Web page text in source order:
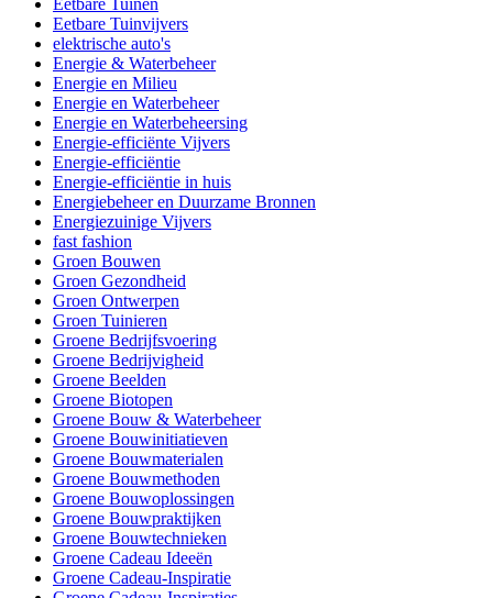
Eetbare Tuinen
Eetbare Tuinvijvers
elektrische auto's
Energie & Waterbeheer
Energie en Milieu
Energie en Waterbeheer
Energie en Waterbeheersing
Energie-efficiënte Vijvers
Energie-efficiëntie
Energie-efficiëntie in huis
Energiebeheer en Duurzame Bronnen
Energiezuinige Vijvers
fast fashion
Groen Bouwen
Groen Gezondheid
Groen Ontwerpen
Groen Tuinieren
Groene Bedrijfsvoering
Groene Bedrijvigheid
Groene Beelden
Groene Biotopen
Groene Bouw & Waterbeheer
Groene Bouwinitiatieven
Groene Bouwmaterialen
Groene Bouwmethoden
Groene Bouwoplossingen
Groene Bouwpraktijken
Groene Bouwtechnieken
Groene Cadeau Ideeën
Groene Cadeau-Inspiratie